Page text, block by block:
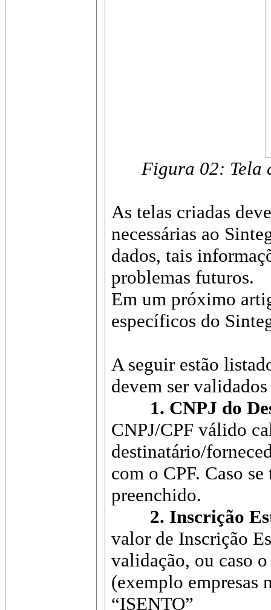
Figura 02: Tela
As telas criadas
necessárias ao
dados, tais
problemas futuros.
Em um próximo
específicos do
A seguir estão
devem ser
1. CNPJ do
CNPJ/CPF válido
destinatário/
com o CPF. Caso
preenchido.
2. Inscrição
valor de Inscrição
validação, ou caso
(exemplo empresas
“ISENTO”